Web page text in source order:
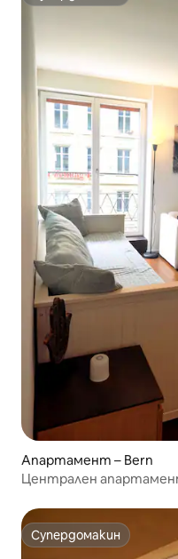
Апартамент – Bern
Централен
Супердомакин
Супердомакин